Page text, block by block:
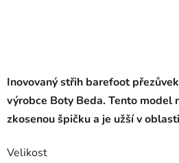
Inovovaný střih barefoot
výrobce Boty Beda. Tento model
zkosenou špičku a je užší v
Velikost